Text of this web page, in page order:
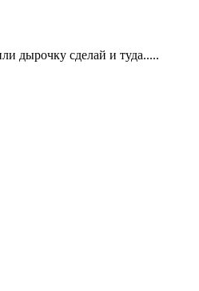
дырочку сделай и туда.....